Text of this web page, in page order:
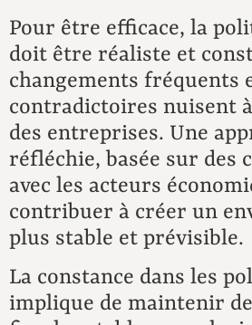
Pour être efficace, la
doit être réaliste et
changements fréquents
contradictoires nuisent
des entreprises. Une
réfléchie, basée sur des
avec les acteurs
contribuer à créer un
plus stable et prévisible.
La constance dans les
implique de maintenir